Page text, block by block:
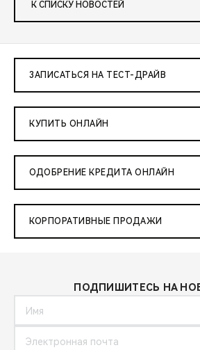
К СПИСКУ НОВОСТЕЙ
ЗАПИСАТЬСЯ НА ТЕСТ-ДРАЙВ
КУПИТЬ ОНЛАЙН
ОДОБРЕНИЕ КРЕДИТА ОНЛАЙН
КОРПОРАТИВНЫЕ ПРОДАЖИ
ПОДПИШИТЕСЬ НА